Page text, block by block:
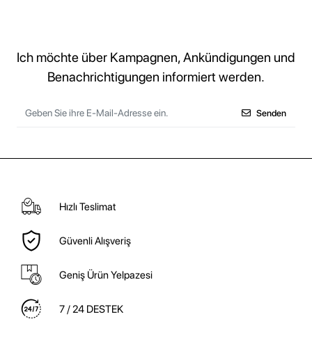
Ich möchte über Kampagnen, Ankündigungen und
Benachrichtigungen informiert werden.
Senden
Hızlı Teslimat
Güvenli Alışveriş
Geniş Ürün Yelpazesi
7 / 24 DESTEK